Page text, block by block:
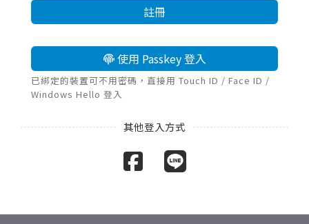
註冊
使用 Passkey 登入
已綁定的裝置可不用密碼，直接用 Touch ID / Face ID /
Windows Hello 登入